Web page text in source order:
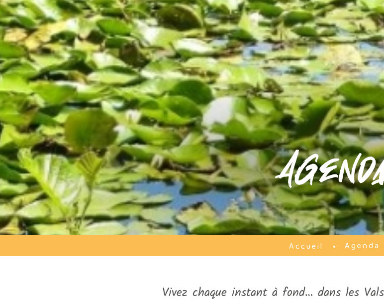
Accueil Agenda
Vivez chaque instant à fond… dans les